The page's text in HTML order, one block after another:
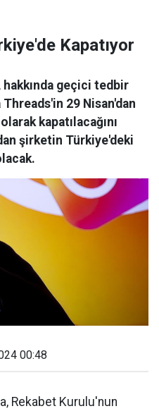
Kapatıyor
hakkında geçici tedbir
Threads'in 29 Nisan'dan
kapatılacağını
şirketin Türkiye'deki
00:48
Rekabet Kurulu'nun